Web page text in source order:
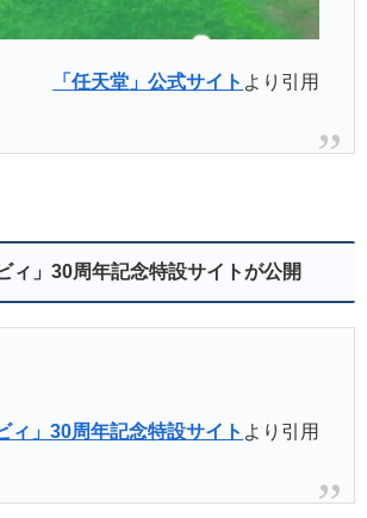
「任天堂」公式サイト より引用
ィ」30周年記念特設サイトが公開
ィ」30周年記念特設サイト より引用